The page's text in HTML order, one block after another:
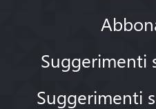
Suggerimenti
Suggerimenti